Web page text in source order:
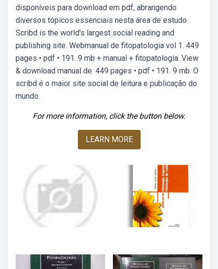
disponíveis para download em pdf, abrangendo
diversos tópicos essenciais nesta área de estudo.
Scribd is the world's largest social reading and
publishing site. Webmanual de fitopatologia vol 1. 449
pages • pdf • 191. 9 mb + manual + fitopatologia. View
& download manual de. 449 pages • pdf • 191. 9 mb. O
scribd é o maior site social de leitura e publicação do
mundo.
For more information, click the button below.
LEARN MORE